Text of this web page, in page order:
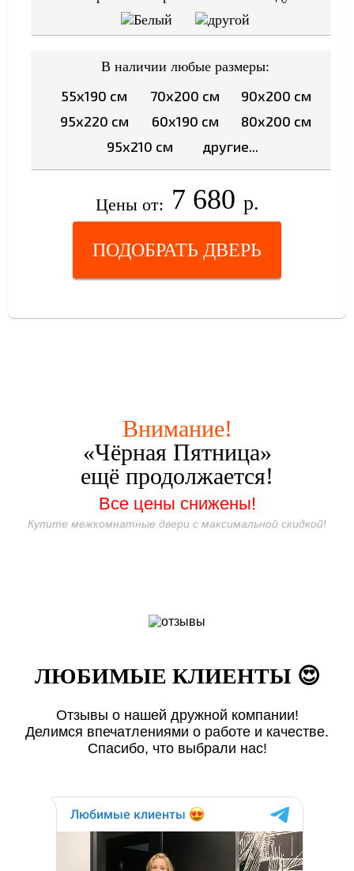
В наличии любые размеры:
55x190 см 70x200 см
90x200 см
95x220 см
60x190 см
80x200 см
95x210 см
другие...
Цены от: 7 680 р.
ПОДОБРАТЬ ДВЕРЬ
Внимание!
«Чёрная Пятница»
ещё продолжается!
Все цены снижены!
Купите межкомнатные двери с максимальной скидкой!
ЛЮБИМЫЕ КЛИЕНТЫ 😍
Отзывы о нашей дружной компании!
Делимся впечатлениями о работе и качестве.
Спасибо, что выбрали нас!